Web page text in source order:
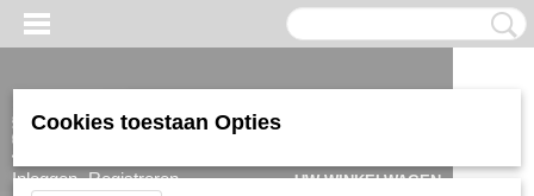
Inloggen Registreren
UW WINKELWAGEN
Cookies toestaan Opties